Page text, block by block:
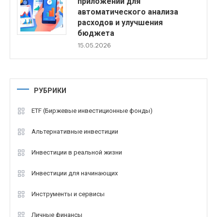
автоматического анализа
расходов и улучшения
бюджета
15.05.2026
РУБРИКИ
ETF (Биржевые инвестиционные фонды)
Альтернативные инвестиции
Инвестиции в реальной жизни
Инвестиции для начинающих
Инструменты и сервисы
Личные финансы